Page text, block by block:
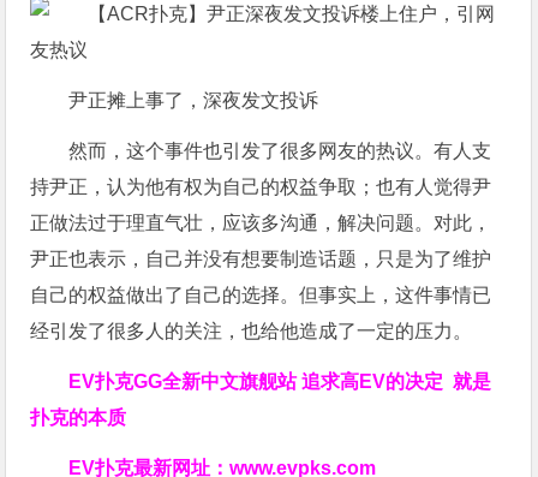
尹正摊上事了，深夜发文投诉
然而，这个事件也引发了很多网友的热议。有人支
持尹正，认为他有权为自己的权益争取；也有人觉得尹
正做法过于理直气壮，应该多沟通，解决问题。对此，
尹正也表示，自己并没有想要制造话题，只是为了维护
自己的权益做出了自己的选择。但事实上，这件事情已
经引发了很多人的关注，也给他造成了一定的压力。
EV扑克GG全新中文旗舰站追求高EV的决定就是
扑克的本质
EV扑克最新网址：www.evpks.com